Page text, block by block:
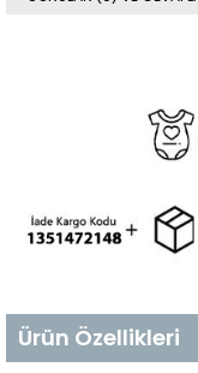
Ürün Özellikleri